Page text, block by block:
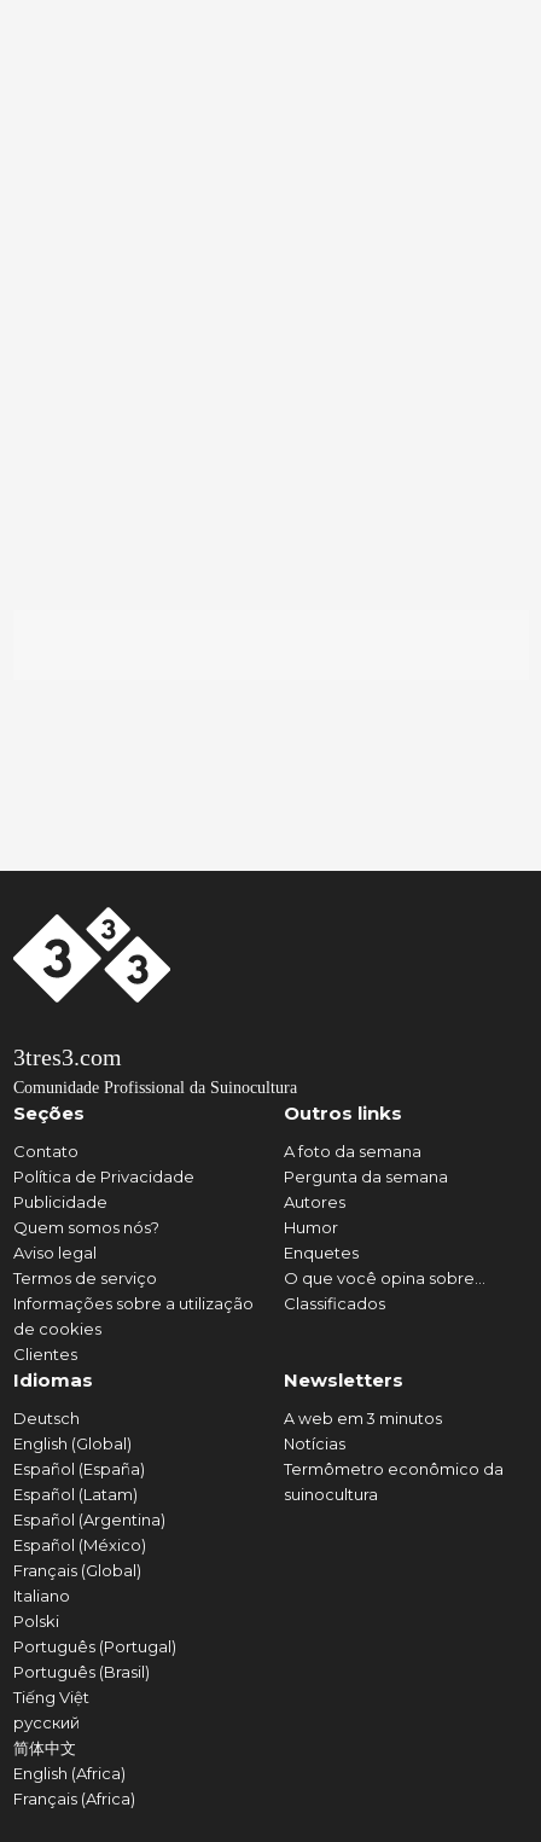
3tres3.com
Comunidade Profissional da Suinocultura
Seções
Contato
Política de Privacidade
Publicidade
Quem somos nós?
Aviso legal
Termos de serviço
Informações sobre a utilização
de cookies
Clientes
Outros links
A foto da semana
Pergunta da semana
Autores
Humor
Enquetes
O que você opina sobre...
Classificados
Idiomas
Deutsch
English (Global)
Español (España)
Español (Latam)
Español (Argentina)
Español (México)
Français (Global)
Italiano
Polski
Português (Portugal)
Português (Brasil)
Tiếng Việt
русский
简体中文
English (Africa)
Français (Africa)
Newsletters
A web em 3 minutos
Notícias
Termômetro econômico da
suinocultura